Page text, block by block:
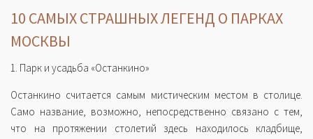
Москва
Товары и услуги Москвы
10 САМЫХ СТРАШНЫХ ЛЕГЕНД О ПАРКАХ
МОСКВЫ
1. Парк и усадьба «Останкино»
Останкино считается самым мистическим местом в столице.
Само название, возможно, непосредственно связано с тем,
что на протяжении столетий здесь находилось кладбище,